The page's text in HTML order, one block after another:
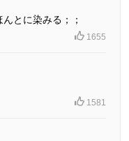
とに染みる；；
1655
1581